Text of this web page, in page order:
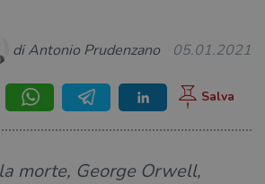
di Antonio Prudenzano 05.01.2021
morte, George Orwell,